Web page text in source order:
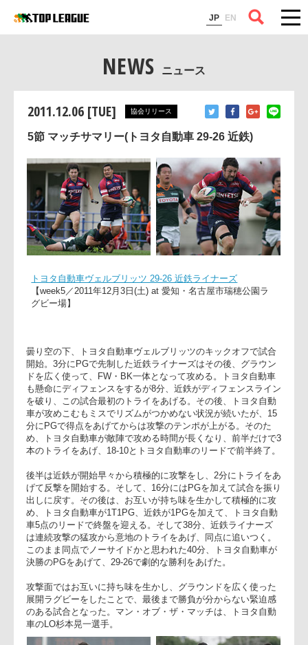
JP EN
コラム
NEWS ニュース
2011.12.06 [TUE] 協会リリース
5節 マッチサマリー(トヨタ自動車 29-26 近鉄)
トヨタ自動車ヴェルブリッツ 29-26 近鉄ライナーズ
曇り空の下、トヨタ自動車ヴェルブリッツのキックオフで試合
開始。3分にPGで先制した近鉄ライナーズはその後、グラウン
ドを広く使って、FW・BK一体となって攻める。トヨタ自動車
も懸命にディフェンスをするが8分、近鉄がディフェンスライ
を破り、この試合最初のトライをあげる。その後、トヨタ自動
分にPGで得点をあげてからは攻撃のテンポが上がる。そのた
め、トヨタ自動車が敵陣で攻める時間が長くなり、前半だけ
本のトライをあげ、18-10とトヨタ自動車のリードで前半終了
後半は近鉄が開始早々から積極的に攻撃をし、2分にトライを
げて反撃を開始する。そして、16分にはPGを加えて試合を振
出しに戻す。その後は、お互いが持ち味を生かして積極的に攻
め、トヨタ自動車が1T1PG、近鉄が1PGを加えて、トヨタ自
車5点のリードで終盤を迎える。そして38分、近鉄ライナーズ
は連続攻撃の猛攻から意地のトライをあげ、同点に追いつく。
このまま同点でノーサイドかと思われた40分、トヨタ自動車が
決勝のPGをあげて、29-26で劇的な勝利をあげた。